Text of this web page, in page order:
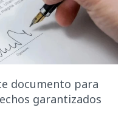
documento para
garantizados